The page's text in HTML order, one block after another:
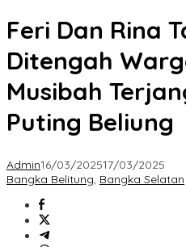
Feri Dan Rina
Ditengah
Musibah
Puting Beliung
Admin16/03/202517/03/2025
Bangka Belitung, Bangka Selatan